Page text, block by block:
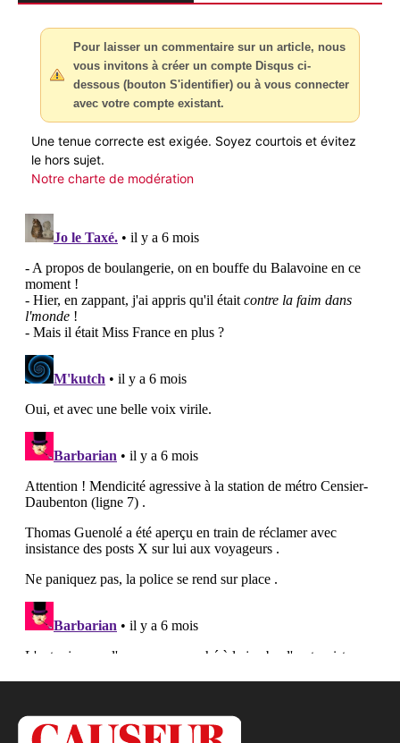
Pour laisser un commentaire sur un article, nous
vous invitons à créer un compte Disqus ci-
dessous (bouton S'identifier) ou à vous connecter
avec votre compte existant.
Une tenue correcte est exigée. Soyez courtois et évitez
le hors sujet.
Notre charte de modération